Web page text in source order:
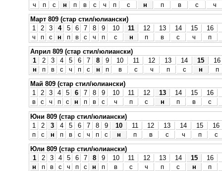
ч
п с н п в с ч п с н п в с
ч
Март 809 (стар стил/юлиански)
1
2 3 4 5 6 7 8 9 10 11 12 13 14 15
16
ч
п с н п в с ч п с н п в с ч
п
Април 809 (стар стил/юлиански)
1
2 3 4 5 6 7 8 9 10 11 12 13 14 15
16
н
п в с ч п с н п в с ч п с н
п
Май 809 (стар стил/юлиански)
1
2 3 4 5 6 7 8 9 10 11 12 13 14 15
16
в
с ч п с н п в с ч п с н п в
с
Юни 809 (стар стил/юлиански)
1
2 3 4 5 6 7 8 9 10 11 12 13 14 15
16
п
с н п в с ч п с н п в с ч п
с
Юли 809 (стар стил/юлиански)
1
2 3 4 5 6 7 8 9 10 11 12 13 14 15
16
н
п в с ч п с н п в с ч п с н
п